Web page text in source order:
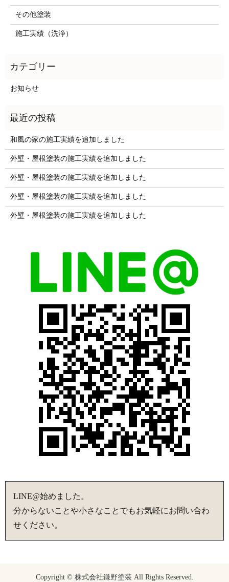
その他塗装
施工実績（洗浄）
お知らせ
和風の家の施工実績を追加しました
外壁・屋根塗装の施工実績を追加しました
外壁・屋根塗装の施工実績を追加しました
外壁・屋根塗装の施工実績を追加しました
外壁・屋根塗装の施工実績を追加しました
LINE@始めました。
分からないことや小さなことでもお気軽にお問い合わ
せください。
Copyright © 株式会社鎌野塗装 All Rights Reserved.